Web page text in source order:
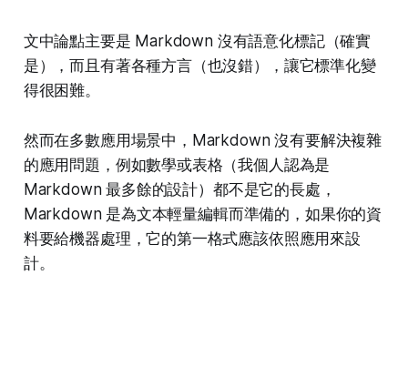
文中論點主要是 Markdown 沒有語意化標記（確實
是），而且有著各種方言（也沒錯），讓它標準化變
得很困難。
然而在多數應用場景中，Markdown 沒有要解決複雜
的應用問題，例如數學或表格（我個人認為是
Markdown 最多餘的設計）都不是它的長處，
Markdown 是為文本輕量編輯而準備的，如果你的資
料要給機器處理，它的第一格式應該依照應用來設
計。